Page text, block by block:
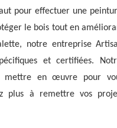
pour effectuer une
le bois tout en
notre entreprise
et certifiées.
mettre en œuvre pour
plus à remettre vos